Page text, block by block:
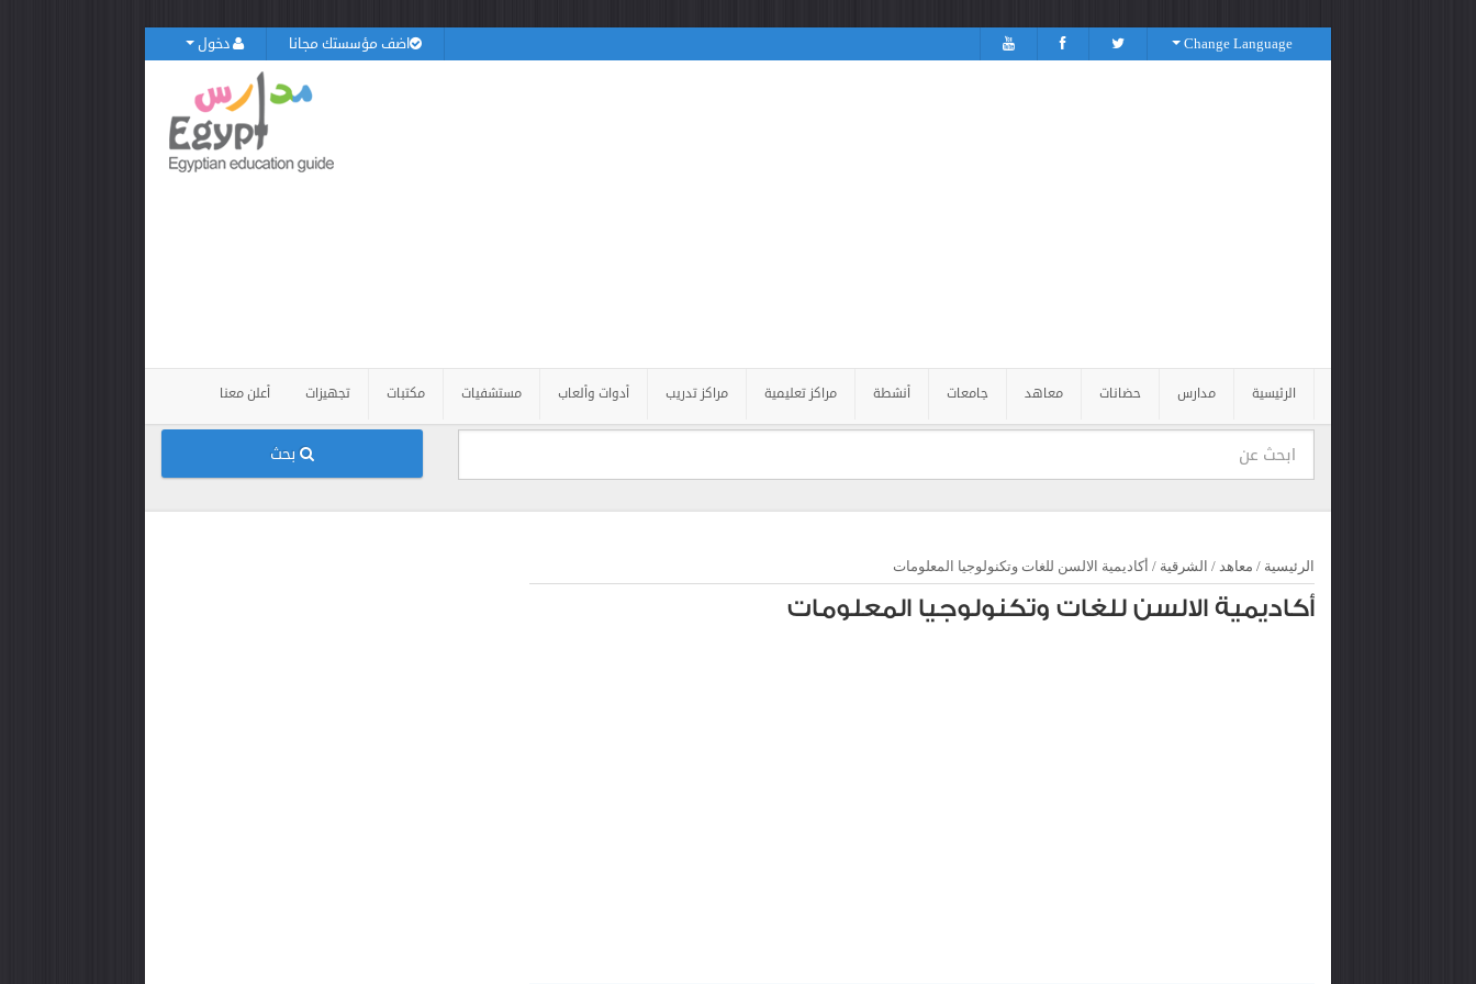
دخول اضف مؤسستك مجانا Change Language
الرئيسية مدارس حضانات معاهد جامعات أنشطة مراكز تعليمية مراكز تدريب أدوات وألعاب مستشفيات مكتبات تجهيزات أعلن معنا
بحث
الرئيسية / معاهد / الشرقية / أكاديمية الالسن للغات وتكنولوجيا المعلومات
أكاديمية الالسن للغات وتكنولوجيا المعلومات